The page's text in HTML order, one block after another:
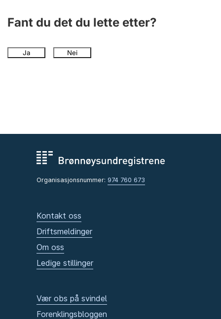
Fant du det du lette etter?
Ja Nei
Organisasjonsnummer: 974 760 673
Kontakt oss
Driftsmeldinger
Om oss
Ledige stillinger
Vær obs på svindel
Forenklingsbloggen